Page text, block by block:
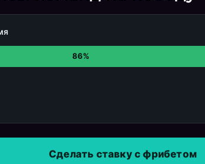
86%
Сделать ставку с фрибетом